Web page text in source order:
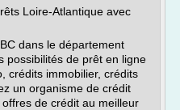
Loire-Atlantique avec
dans le département
possibilités de prêt en ligne
crédits immobilier, crédits
un organisme de crédit
de crédit au meilleur